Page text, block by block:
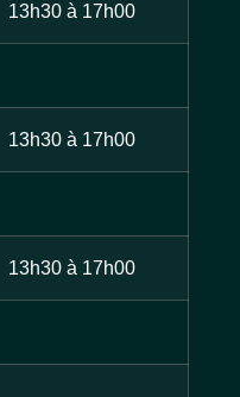
13h30 à 17h00
13h30 à 17h00
13h30 à 17h00